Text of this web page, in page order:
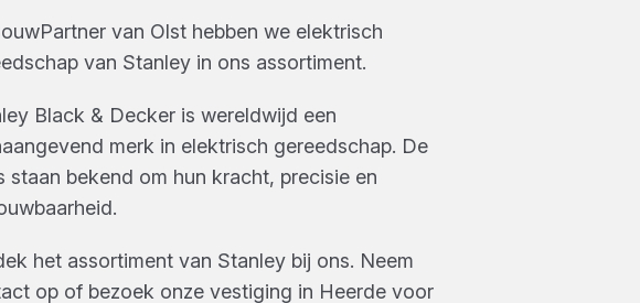
van Olst hebben we elektrisch
van Stanley in ons assortiment.
Black & Decker is wereldwijd een
merk in elektrisch gereedschap. De
staan bekend om hun kracht, precisie en
het assortiment van Stanley bij ons. Neem
op of bezoek onze vestiging in Heerde voor